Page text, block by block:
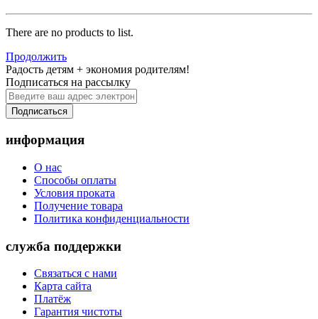
There are no products to list.
Продолжить
Радость детям + экономия родителям!
Подписаться на рассылку
Подписаться
информация
О нас
Способы оплаты
Условия проката
Получение товара
Политика конфиденциальности
служба поддержки
Связаться с нами
Карта сайта
Платёж
Гарантия чистоты